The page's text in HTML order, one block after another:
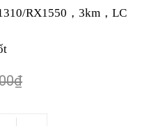
RX1550，3km，LC